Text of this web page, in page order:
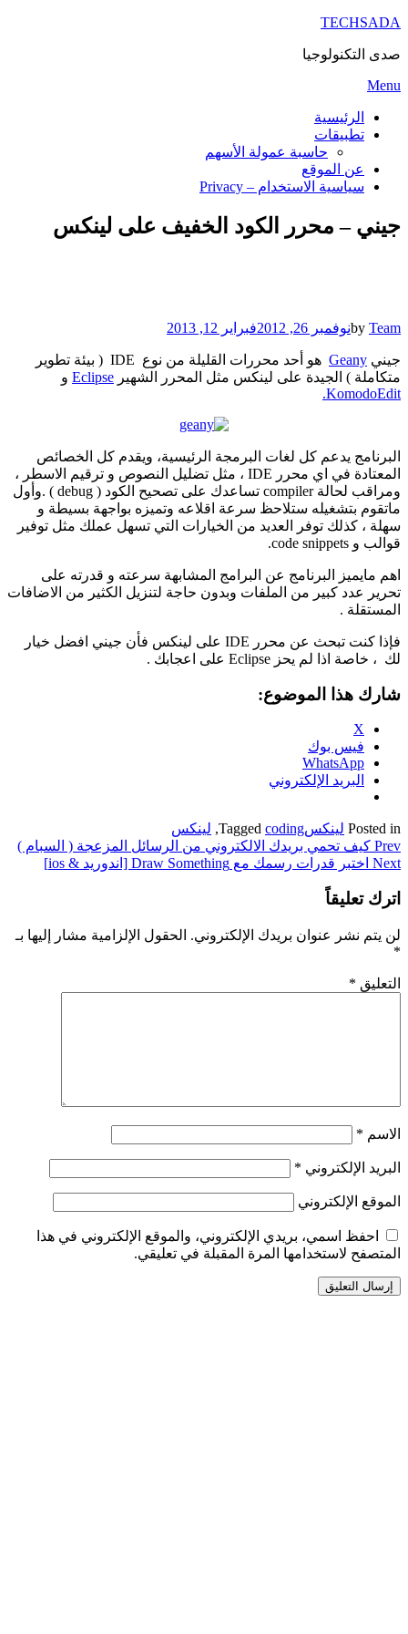
TECHSADA
صدى التكنولوجيا
Skip
content
Menu
الرئيسية
تطبيقات
حاسبة عمولة الأسهم
عن الموقع
سياسية الاستخدام – Privacy
جيني – محرر الكود الخفيف على لينكس
by Team
Posted
نوفمبر 26, 2012 فبراير 12, 2013
جيني Geany
هو أحد محررات القليلة من نوع IDE ( بيئة تطوير
متكاملة ) الجيدة على لينكس مثل المحرر الشهير Eclipse و
KomodoEdit.
البرنامج يدعم كل لغات البرمجة الرئيسية، ويقدم كل الخصائص
المعتادة في اي محرر IDE ، مثل تضليل النصوص و ترقيم الاسطر ،
ومراقب لحالة compiler تساعدك على تصحيح الكود ( debug ) .وأول
ماتقوم بتشغيله ستلاحظ سرعة اقلاعه وتميزه بواجهة بسيطة و
سهلة ، كذلك توفر العديد من الخيارات التي تسهل عملك مثل توفير
قوالب و code snippets.
اهم مايميز البرنامج عن البرامج المشابهة سرعته و قدرته على
تحرير عدد كبير من الملفات وبدون حاجة لتنزيل الكثير من الاضافات
المستقلة .
فإذا كنت تبحث عن محرر IDE على لينكس فأن جيني افضل خيار
لك ، خاصة اذا لم يحز Eclipse على اعجابك .
شارك هذا الموضوع:
X
فيس بوك
WhatsApp
البريد الإلكتروني
Posted in لينكس Tagged coding
, لينكس
تصفّح
المقالات
Prev كيف تحمي بريدك الالكتروني من الرسائل المزعجة ( السبام )
Next اختبر قدرات رسمك مع Draw Something [اندوريد & ios]
اترك تعليقاً
لن يتم نشر عنوان بريدك الإلكتروني. الحقول الإلزامية مشار إليها بـ
*
التعليق *
الاسم *
البريد الإلكتروني *
الموقع الإلكتروني
احفظ اسمي، بريدي الإلكتروني، والموقع الإلكتروني في هذا
المتصفح لاستخدامها المرة المقبلة في تعليقي.